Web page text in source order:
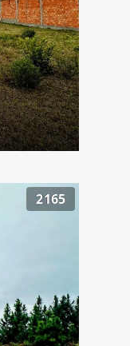
2165